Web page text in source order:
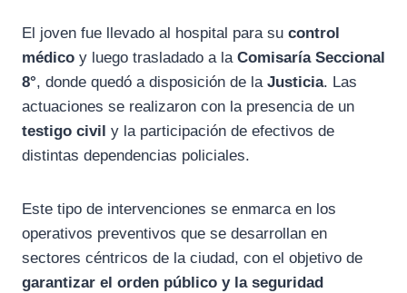
El joven fue llevado al hospital para su control
médico y luego trasladado a la Comisaría Seccional
8°, donde quedó a disposición de la Justicia. Las
actuaciones se realizaron con la presencia de un
testigo civil y la participación de efectivos de
distintas dependencias policiales.
Este tipo de intervenciones se enmarca en los
operativos preventivos que se desarrollan en
sectores céntricos de la ciudad, con el objetivo de
garantizar el orden público y la seguridad